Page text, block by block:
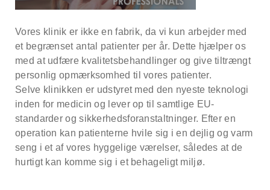
Vores klinik er ikke en fabrik, da vi kun arbejder med
et begrænset antal patienter per år. Dette hjælper os
med at udfære kvalitetsbehandlinger og give tiltrængt
personlig opmærksomhed til vores patienter.
Selve klinikken er udstyret med den nyeste teknologi
inden for medicin og lever op til samtlige EU-
standarder og sikkerhedsforanstaltninger. Efter en
operation kan patienterne hvile sig i en dejlig og varm
seng i et af vores hyggelige værelser, således at de
hurtigt kan komme sig i et behageligt miljø.